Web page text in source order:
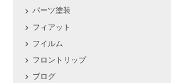
パーツ塗装
フィアット
フイルム
フロントリップ
ブログ